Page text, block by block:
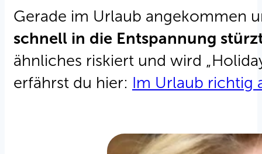
Gerade im Urlaub angekommen
schnell in die Entspannung
ähnliches riskiert und wird
erfährst du hier: Im Urlaub richtig